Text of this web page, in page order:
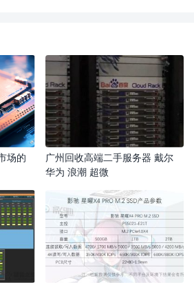
场的
广州回收高端二手服务器 戴尔
华为 浪潮 超微